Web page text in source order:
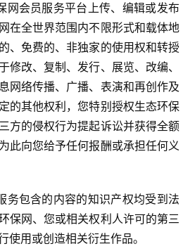
网会员服务平台上传、编辑或发布
在全世界范围内不限形式和载体地
、免费的、非独家的使用权和转授
修改、复制、发行、展览、改编、
网络传播、广播、表演和再创作及
的其他权利，您特别授权生态环保
方的侵权行为提起诉讼并获得全额
此向您给予任何报酬或承担任何义
务包含的内容的知识产权均受到法
保网、您或相关权利人许可的第三
使用或创造相关衍生作品。